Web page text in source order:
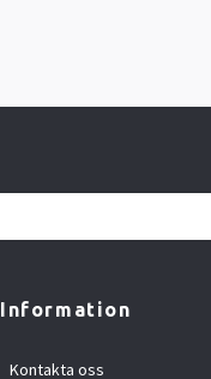
Information
Kontakta oss